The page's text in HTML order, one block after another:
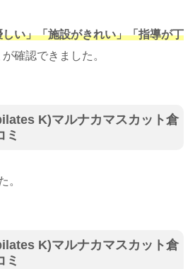
い」「施設がきれい」「指導が丁
確認できました。
K)マルナカマスカット倉
ミ
。
K)マルナカマスカット倉
ミ